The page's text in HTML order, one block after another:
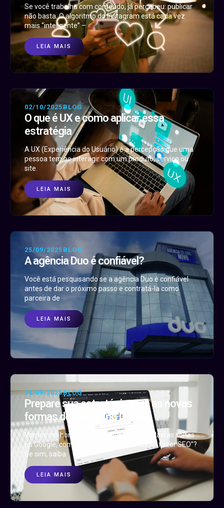
Se você trabalha com conteúdo, já percebeu: publicar
não basta. O algoritmo do Instagram está cada vez
mais “inteligente” –
LEIA MAIS
02/10/2025 BLOG
O que é UX e como aplicar essa
estratégia
A UX (Experiência do Usuário) é a percepção que uma
pessoa tem ao interagir com um produto, serviço ou
site.
LEIA MAIS
25/09/2025 BLOG
A agência Duo é confiável?
Você está pesquisando se a agência Duo é confiável
antes de dar o próximo passo e contratá-la como
parceira de
LEIA MAIS
18/09/2025BLOG
Prepare sua estratégia para as novas
formas de buscar no Google
Vamos ser honestos: você ainda digita palavras soltas
no Google, como “padaria perto” ou “como fazer SEO”?
Se sim, saiba
LEIA MAIS